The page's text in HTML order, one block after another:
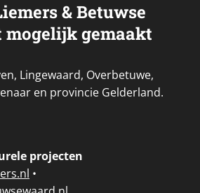
& Betuwse
mogelijk gemaakt
Lingewaard, Overbetuwe,
en provincie Gelderland.
projecten
•